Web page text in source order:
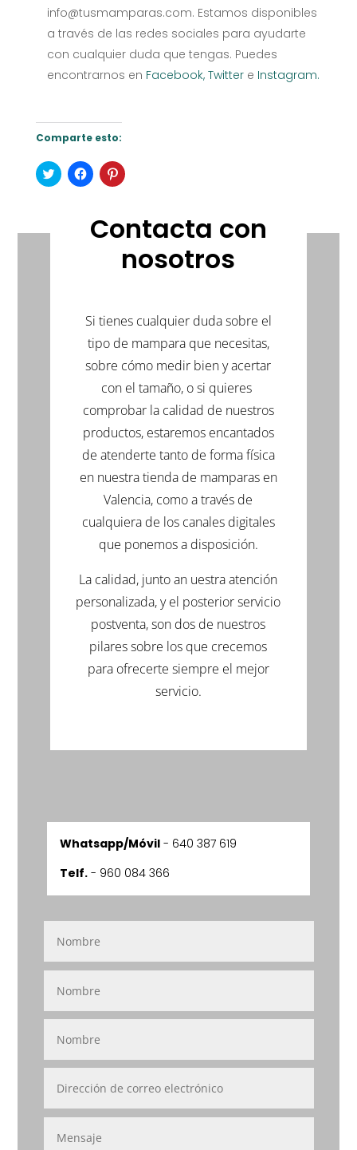
info@tusmamparas.com. Estamos disponibles
a través de las redes sociales para ayudarte
con cualquier duda que tengas. Puedes
encontrarnos en Facebook,Twittere Instagram.
Comparte esto:
Haz
clic
Haz
clic
Facebook
(Se
Haz
clic
Pinterest
(Se
en
una
Contacta con
nosotros
Si tienes cualquier duda sobre el
tipo de mampara que necesitas,
sobre cómo medir bien y acertar
con el tamaño, o si quieres
comprobar la calidad de nuestros
productos, estaremos encantados
de atenderte tanto de forma física
en nuestra tienda de mamparas en
Valencia, como a través de
cualquiera de los canales digitales
que ponemos a disposición.
La calidad, junto an uestra atención
personalizada, y el posterior servicio
postventa, son dos de nuestros
pilares sobre los que crecemos
para ofrecerte siempre el mejor
servicio.
Whatsapp/Móvil- 640 387 619
Telf.- 960 084 366